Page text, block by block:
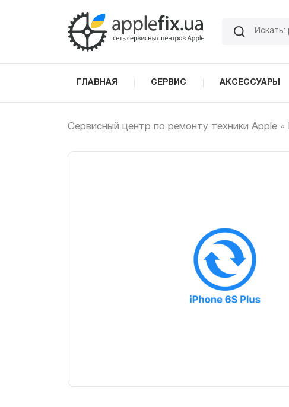
ГЛАВНАЯ СЕРВИС АКСЕССУАРЫ
Сервисный центр по ремонту техники Apple »